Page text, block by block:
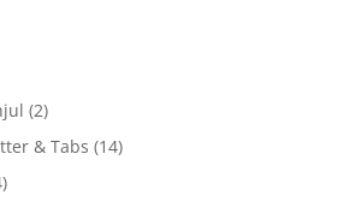
(2)
& Tabs (14)